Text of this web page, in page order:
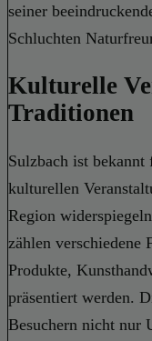
seiner
Schluchten
Kulturelle
Traditionen
Sulzbach ist
kulturellen
Region
zählen verschiedene
Produkte,
präsentiert werden.
Besuchern nicht nur